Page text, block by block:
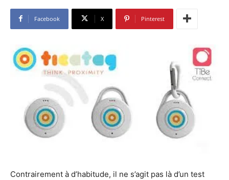
Facebook X Pinterest
Contrairement à d’habitude, il ne s’agit pas là d’un test